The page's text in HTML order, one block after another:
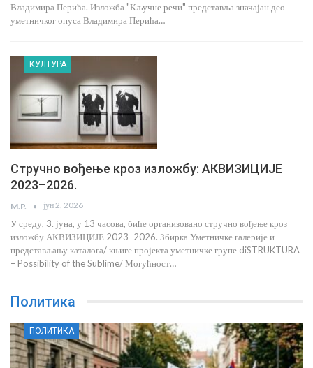
Владимира Перића. Изложба "Кључне речи" представља значајан део
уметничког опуса Владимира Перића…
КУЛТУРА
Стручно вођење кроз изложбу: АКВИЗИЦИЈЕ
2023–2026.
M.P. јун 2, 2026
У среду, 3. јуна, у 13 часова, биће организовано стручно вођење кроз
изложбу АКВИЗИЦИЈЕ 2023–2026. Збирка Уметничке галерије и
представљању каталога/ књиге пројекта уметничке групе diSTRUKTURA
– Possibility of the Sublime/ Могућност…
Политика
ПОЛИТИКА